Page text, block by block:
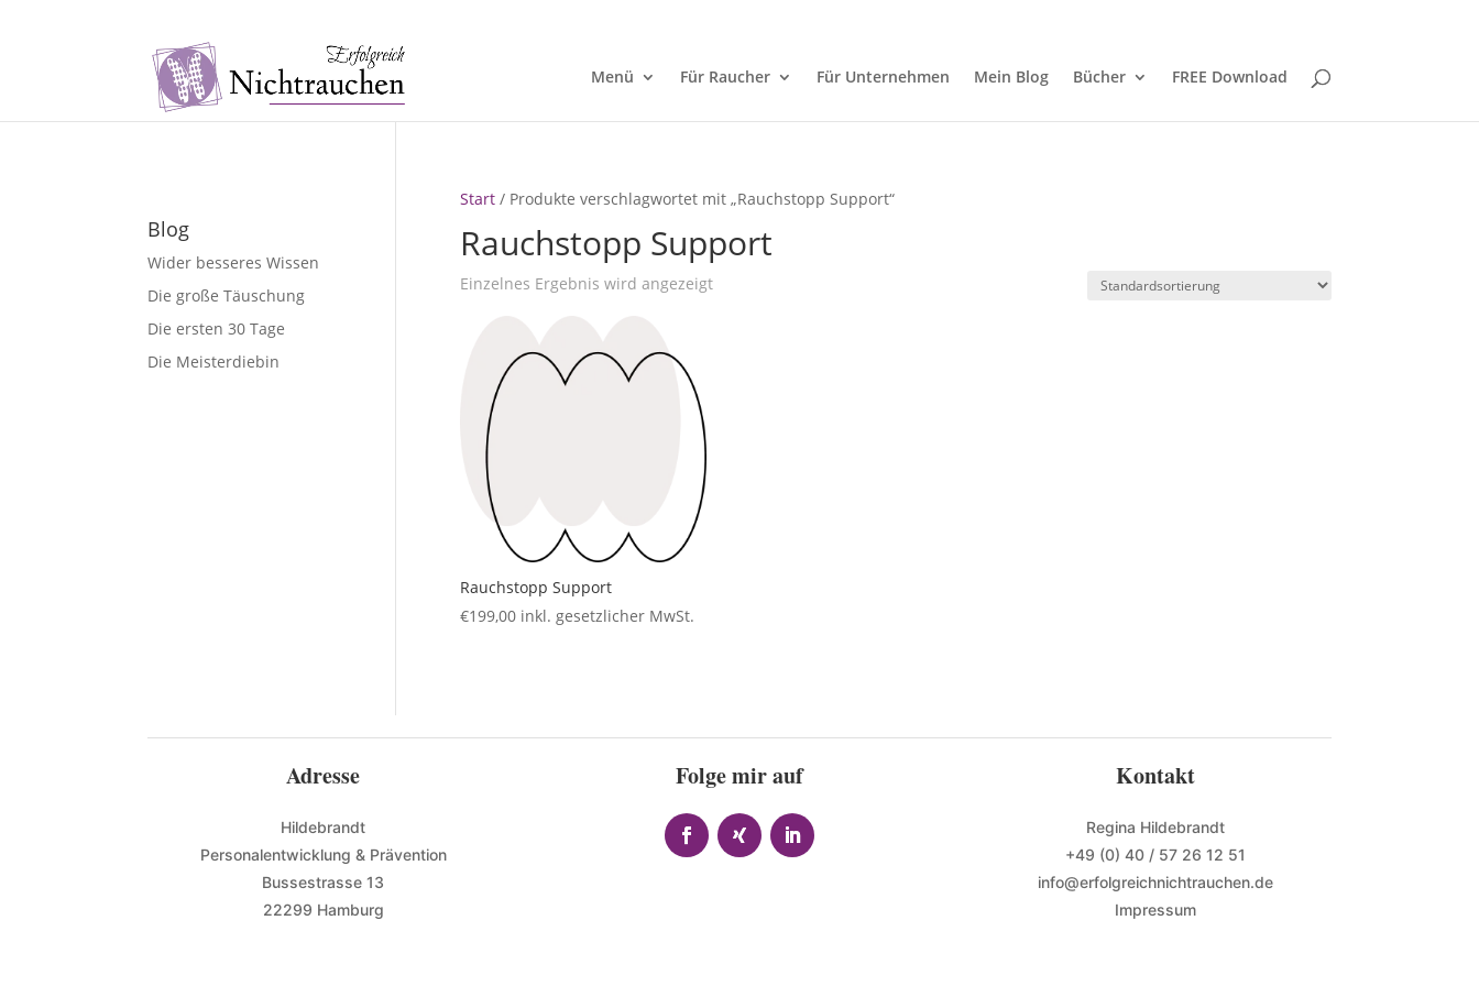
Menü Für Raucher Für Unternehmen Mein Blog Bücher FREE Download
Start/ Produkte verschlagwortet mit „Rauchstopp Support“
Rauchstopp Support
Einzelnes Ergebnis wird angezeigt
Rauchstopp Support
€199,00 inkl. gesetzlicher MwSt.
Blog
Wider besseres Wissen
Die große Täuschung
Die ersten 30 Tage
Die Meisterdiebin
Adresse
Hildebrandt
Personalentwicklung & Prävention
Bussestrasse 13
22299 Hamburg
Folge mir auf Kontakt
Regina Hildebrandt
+49 (0) 40 / 57 26 12 51
info@erfolgreichnichtrauchen.de
Impressum